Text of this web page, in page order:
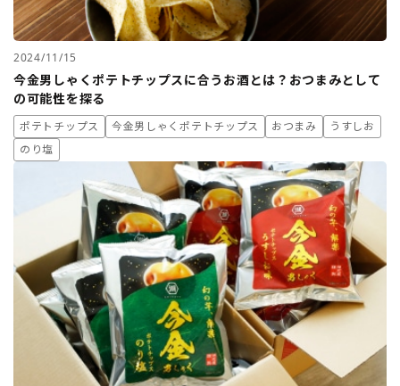
2024/11/15
今金男しゃくポテトチップスに合うお酒とは？おつまみとして
の可能性を探る
ポテトチップス 今金男しゃくポテトチップス おつまみ
うすしお
のり塩